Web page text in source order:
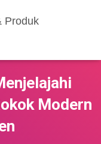
Produk
Modern